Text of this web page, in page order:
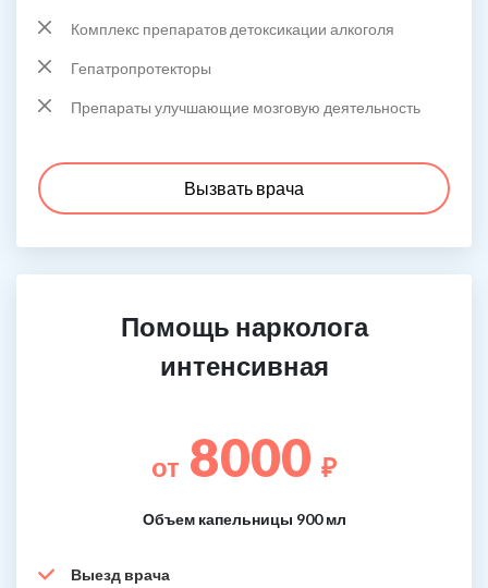
Комплекс препаратов детоксикации алкоголя
Гепатропротекторы
Препараты улучшающие мозговую деятельность
Вызвать врача
Помощь нарколога
интенсивная
от 8000 ₽
Объем капельницы 900 мл
Выезд врача